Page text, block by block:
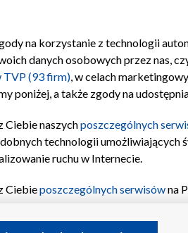
Polityka prywatności Moje
na korzystanie z technologii
danych osobowych przez nas,
TVP (93 firm), w celach
poniżej, a także zgody na
Ciebie naszychposzczególnych
technologii umożliwiających
ruchu w Internecie.
Ciebieposzczególnych serwisówna
informacji na